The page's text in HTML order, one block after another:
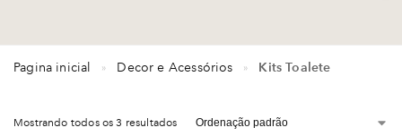
Pagina inicial » Decor e Acessórios » Kits Toalete
Mostrando todos os 3 resultados